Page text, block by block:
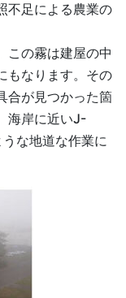
不足による農業の
この霧は建屋の中
もなります。その
合が見つかった箇
海岸に近いJ-
な地道な作業に